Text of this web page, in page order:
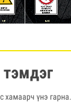
хамаарч үнэ гарна.